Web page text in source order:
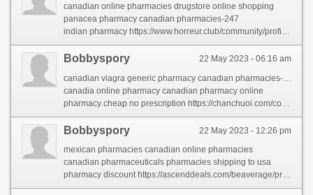
canadian online pharmacies drugstore online shopping
panacea pharmacy canadian pharmacies-247
indian pharmacy https://www.horreur.club/community/profile/canadianpharmacy/
22 May 2023 - 06:16 am
Bobbyspory
canadia online pharmacy canadian pharmacy online
pharmacy cheap no prescription https://chanchuoi.com/community/profile/canadianpharmacy/
22 May 2023 - 12:26 pm
Bobbyspory
mexican pharmacies canadian online pharmacies
canadian pharmaceuticals pharmacies shipping to usa
pharmacy discount https://ascenddeals.com/beaverage/profile/canadianpharmacy/